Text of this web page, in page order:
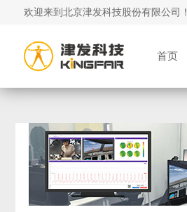
欢迎来到北京津发科技股份有限公司！
首页